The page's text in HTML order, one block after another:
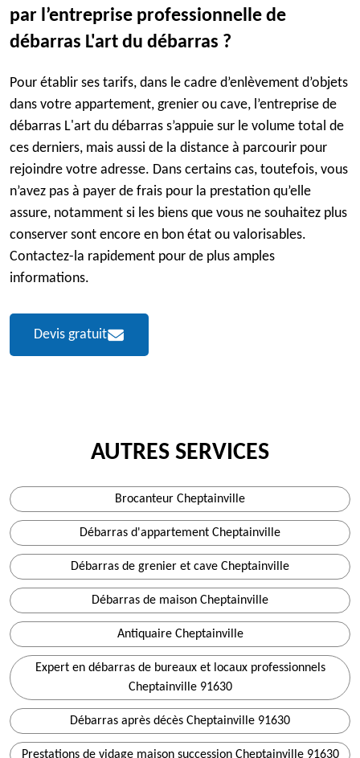
par l’entreprise professionnelle de
débarras L'art du débarras ?
Pour établir ses tarifs, dans le cadre d’enlèvement d’objets
dans votre appartement, grenier ou cave, l’entreprise de
débarras L'art du débarras s’appuie sur le volume total de
ces derniers, mais aussi de la distance à parcourir pour
rejoindre votre adresse. Dans certains cas, toutefois, vous
n’avez pas à payer de frais pour la prestation qu’elle
assure, notamment si les biens que vous ne souhaitez plus
conserver sont encore en bon état ou valorisables.
Contactez-la rapidement pour de plus amples
informations.
Devis gratuit
AUTRES SERVICES
Brocanteur Cheptainville
Débarras d'appartement Cheptainville
Débarras de grenier et cave Cheptainville
Débarras de maison Cheptainville
Antiquaire Cheptainville
Expert en débarras de bureaux et locaux professionnels
Cheptainville 91630
Débarras après décès Cheptainville 91630
Prestations de vidage maison succession Cheptainville 91630